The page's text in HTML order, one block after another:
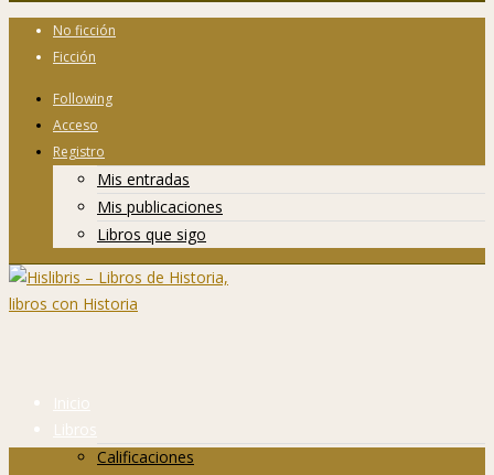
No ficción
Ficción
Following
Acceso
Registro
Mis entradas
Mis publicaciones
Libros que sigo
Inicio
Libros
Calificaciones